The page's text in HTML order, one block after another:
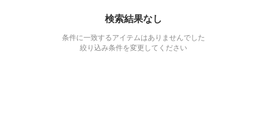
検索結果なし
条件に一致するアイテムはありませんでした
絞り込み条件を変更してください